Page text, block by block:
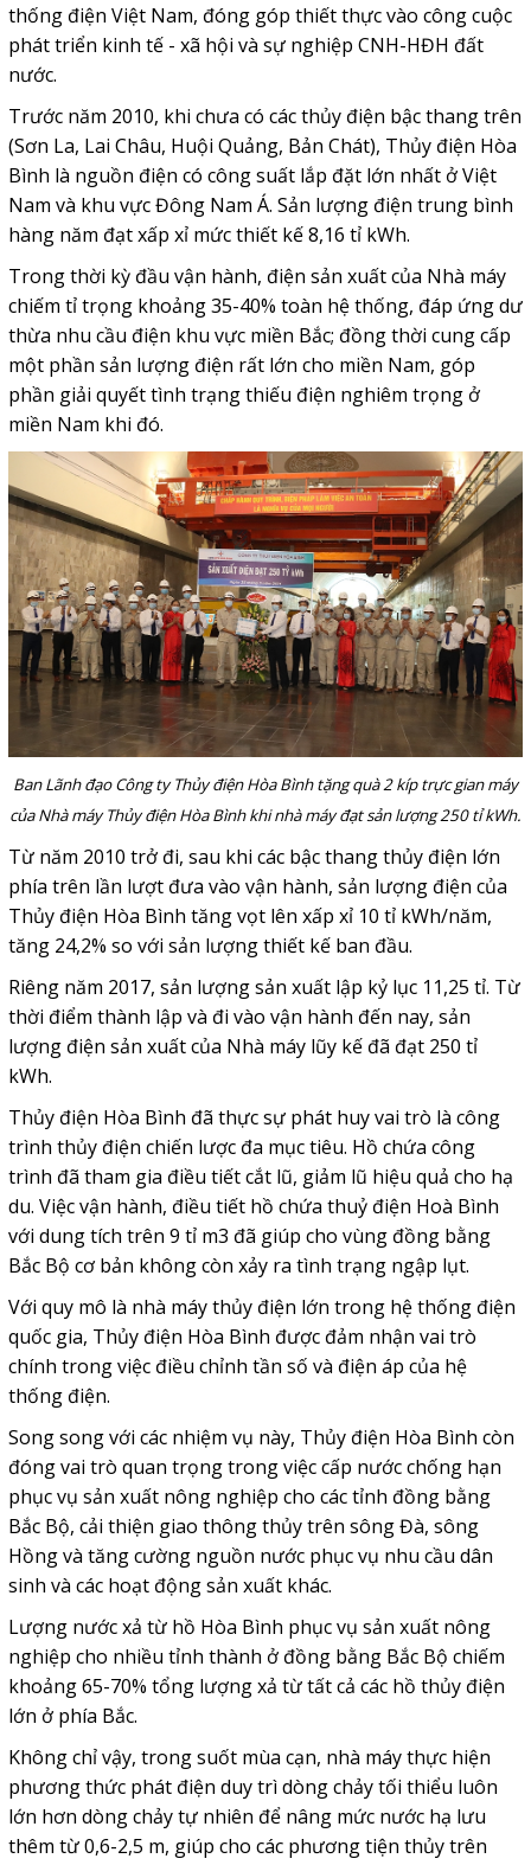
thống điện Việt Nam, đóng góp thiết thực vào công cuộc
phát triển kinh tế - xã hội và sự nghiệp CNH-HĐH đất
nước.
Trước năm 2010, khi chưa có các thủy điện bậc thang trên
(Sơn La, Lai Châu, Huội Quảng, Bản Chát), Thủy điện Hòa
Bình là nguồn điện có công suất lắp đặt lớn nhất ở Việt
Nam và khu vực Đông Nam Á. Sản lượng điện trung bình
hàng năm đạt xấp xỉ mức thiết kế 8,16 tỉ kWh.
Trong thời kỳ đầu vận hành, điện sản xuất của Nhà máy
chiếm tỉ trọng khoảng 35-40% toàn hệ thống, đáp ứng dư
thừa nhu cầu điện khu vực miền Bắc; đồng thời cung cấp
một phần sản lượng điện rất lớn cho miền Nam, góp
phần giải quyết tình trạng thiếu điện nghiêm trọng ở
miền Nam khi đó.
Ban Lãnh đạo Công ty Thủy điện Hòa Bình tặng quà 2 kíp trực gian máy
của Nhà máy Thủy điện Hòa Bình khi nhà máy đạt sản lượng 250 tỉ kWh.
Từ năm 2010 trở đi, sau khi các bậc thang thủy điện lớn
phía trên lần lượt đưa vào vận hành, sản lượng điện của
Thủy điện Hòa Bình tăng vọt lên xấp xỉ 10 tỉ kWh/năm,
tăng 24,2% so với sản lượng thiết kế ban đầu.
Riêng năm 2017, sản lượng sản xuất lập kỷ lục 11,25 tỉ. Từ
thời điểm thành lập và đi vào vận hành đến nay, sản
lượng điện sản xuất của Nhà máy lũy kế đã đạt 250 tỉ
kWh.
Thủy điện Hòa Bình đã thực sự phát huy vai trò là công
trình thủy điện chiến lược đa mục tiêu. Hồ chứa công
trình đã tham gia điều tiết cắt lũ, giảm lũ hiệu quả cho hạ
du. Việc vận hành, điều tiết hồ chứa thuỷ điện Hoà Bình
với dung tích trên 9 tỉ m3 đã giúp cho vùng đồng bằng
Bắc Bộ cơ bản không còn xảy ra tình trạng ngập lụt.
Với quy mô là nhà máy thủy điện lớn trong hệ thống điện
quốc gia, Thủy điện Hòa Bình được đảm nhận vai trò
chính trong việc điều chỉnh tần số và điện áp của hệ
thống điện.
Song song với các nhiệm vụ này, Thủy điện Hòa Bình còn
đóng vai trò quan trọng trong việc cấp nước chống hạn
phục vụ sản xuất nông nghiệp cho các tỉnh đồng bằng
Bắc Bộ, cải thiện giao thông thủy trên sông Đà, sông
Hồng và tăng cường nguồn nước phục vụ nhu cầu dân
sinh và các hoạt động sản xuất khác.
Lượng nước xả từ hồ Hòa Bình phục vụ sản xuất nông
nghiệp cho nhiều tỉnh thành ở đồng bằng Bắc Bộ chiếm
khoảng 65-70% tổng lượng xả từ tất cả các hồ thủy điện
lớn ở phía Bắc.
Không chỉ vậy, trong suốt mùa cạn, nhà máy thực hiện
phương thức phát điện duy trì dòng chảy tối thiểu luôn
lớn hơn dòng chảy tự nhiên để nâng mức nước hạ lưu
thêm từ 0,6-2,5 m, giúp cho các phương tiện thủy trên